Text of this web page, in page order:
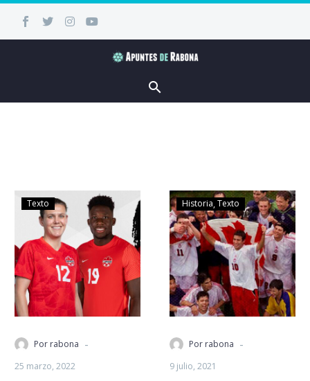
Texto
Por rabona -
25 marzo, 2022
Historia Texto
Por rabona -
9 julio, 2021